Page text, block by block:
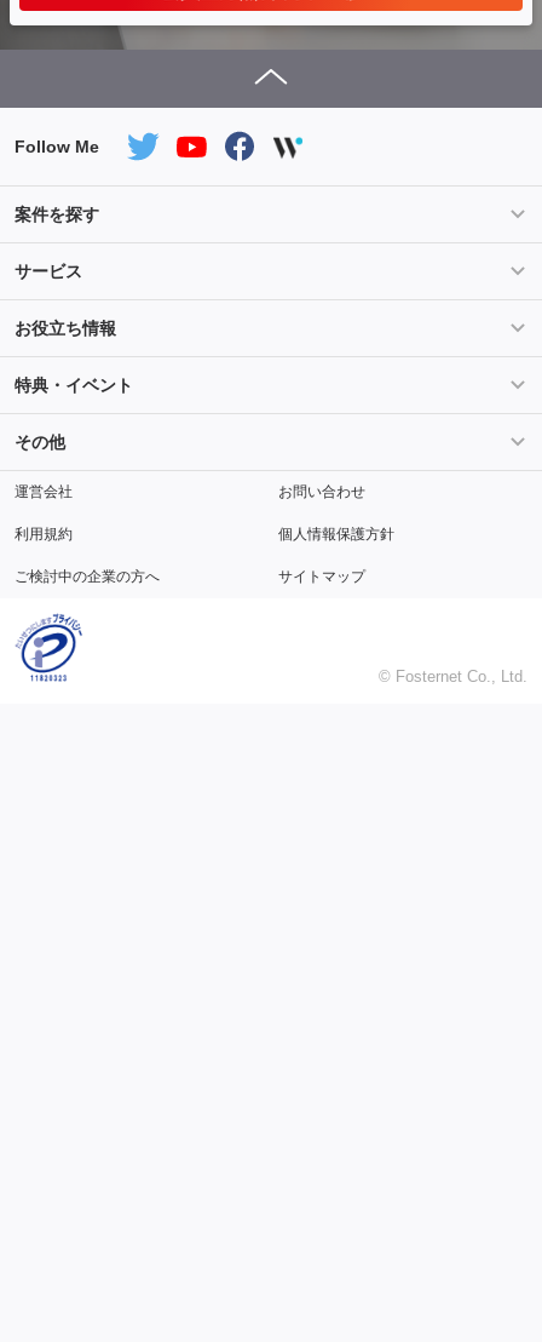
Follow Me
案件を探す
条件を指定して案件を探す
Salesforce案件特集 AWS案件特集
サービス
サービス紹介
ご登録から参画までの流れ フリーランスの声
お役立ち情報
ライフ
キャリア スキル・テクノロジー
特典・イベント
セミナー
その他
メディアパートナー 採用
運営会社 お問い合わせ
利用規約 個人情報保護方針
ご検討中の企業の方へ サイトマップ
© Fosternet Co., Ltd.